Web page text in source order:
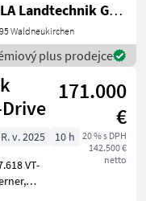
+
+
neuwer
BULLA Landtechnik GmbH
Waldneukirchen
plus prodejce
Drive
171.000
€
20 % s DPH
142.500 €
netto
R. v. 2025
10 h
VT-